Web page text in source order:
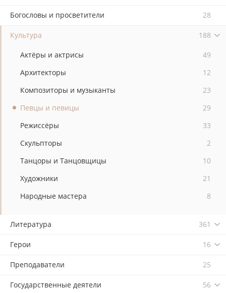
Богословы и просветители 28
Культура 188
Актёры и актрисы
49
Архитекторы
12
Композиторы и музыканты
23
Певцы и певицы
29
Режиссёры
33
Скульпторы
2
Танцоры и Танцовщицы
10
Художники
21
Народные мастера
8
Литература 361
Герои 16
Преподаватели 25
Государственные деятели 56